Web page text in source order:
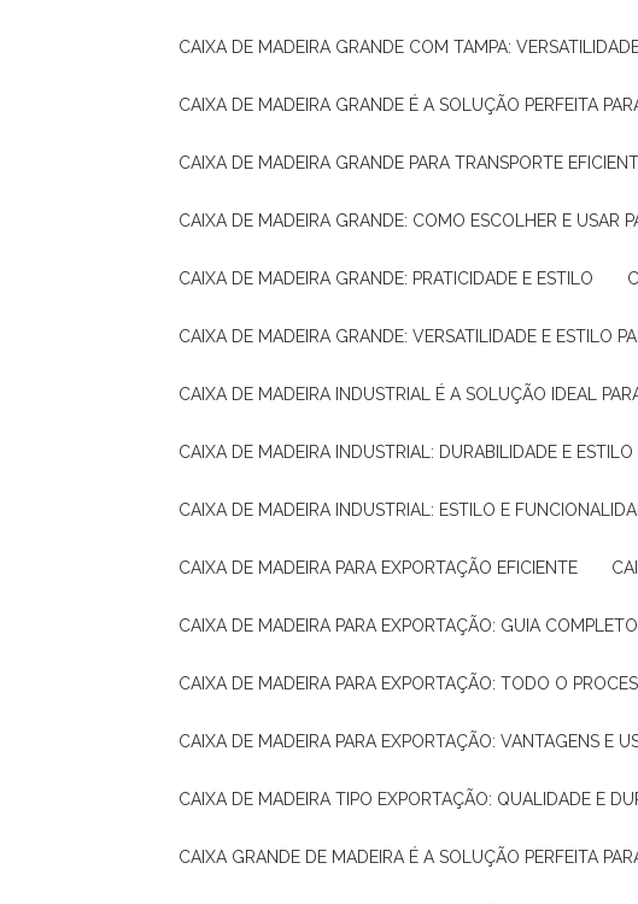
CAIXA DE MADEIRA GRANDE COM TAMPA:
CAIXA DE MADEIRA GRANDE É A SOLUÇÃO PERFEITA
CAIXA DE MADEIRA GRANDE PARA TRANSPORTE
CAIXA DE MADEIRA GRANDE: COMO ESCOLHER E USAR
CAIXA DE MADEIRA GRANDE: PRATICIDADE E ESTILO
CAIXA DE MADEIRA GRANDE: VERSATILIDADE E ESTILO
CAIXA DE MADEIRA INDUSTRIAL É A SOLUÇÃO IDEAL
CAIXA DE MADEIRA INDUSTRIAL: DURABILIDADE E ESTILO
CAIXA DE MADEIRA INDUSTRIAL: ESTILO E
CAIXA DE MADEIRA PARA EXPORTAÇÃO EFICIENTE
CAIXA DE MADEIRA PARA EXPORTAÇÃO: GUIA COMPLETO
CAIXA DE MADEIRA PARA EXPORTAÇÃO: TODO O
CAIXA DE MADEIRA PARA EXPORTAÇÃO: VANTAGENS E
CAIXA DE MADEIRA TIPO EXPORTAÇÃO: QUALIDADE E
CAIXA GRANDE DE MADEIRA É A SOLUÇÃO PERFEITA